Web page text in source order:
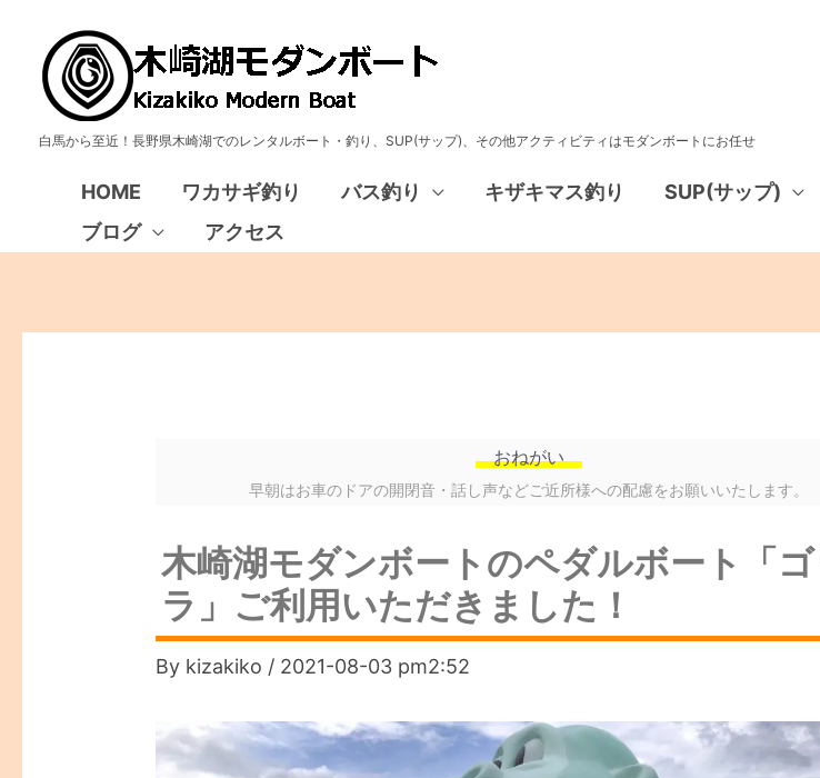
白馬から至近！長野県木崎湖でのレンタルボート・釣り、SUP(サップ)、その他アクティビティはモダンボートにお任せ
HOME ワカサギ釣り バス釣り キザキマス釣り SUP(サップ)
ブログ
アクセス
おねがい
早朝はお車のドアの開閉音・話し声などご近所様への配慮をお願いいたします。
木崎湖モダンボートのペダルボート「ゴ
ラ」ご利用いただきました！
By kizakiko / 2021-08-03 pm2:52